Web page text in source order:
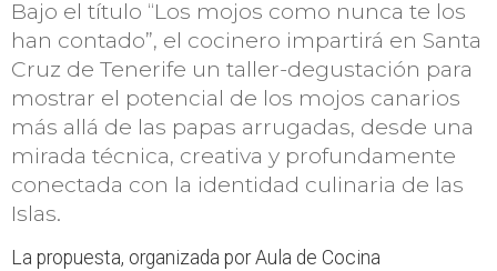
Bajo el título “Los mojos como nunca te los
han contado”, el cocinero impartirá en Santa
Cruz de Tenerife un taller-degustación para
mostrar el potencial de los mojos canarios
más allá de las papas arrugadas, desde una
mirada técnica, creativa y profundamente
conectada con la identidad culinaria de las
Islas.
La propuesta, organizada por Aula de Cocina